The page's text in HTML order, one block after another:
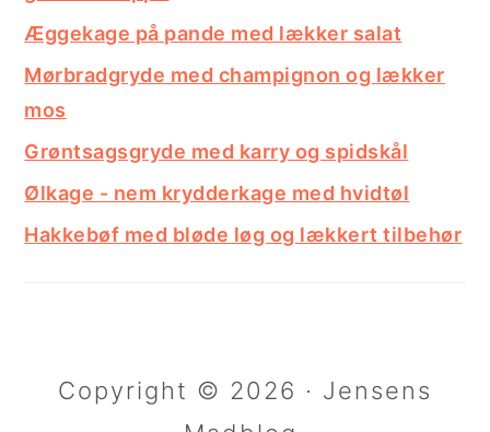
Æggekage på pande med lækker salat
Mørbradgryde med champignon og lækker
mos
Grøntsagsgryde med karry og spidskål
Ølkage - nem krydderkage med hvidtøl
Hakkebøf med bløde løg og lækkert tilbehør
Copyright © 2026 · Jensens